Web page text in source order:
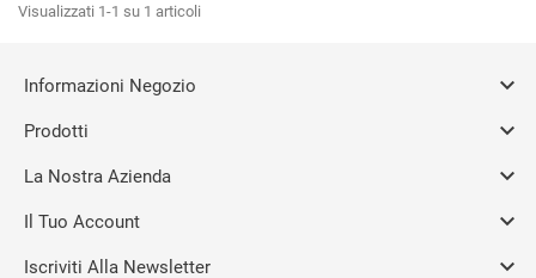
Visualizzati 1-1 su 1 articoli
Informazioni Negozio 
Prodotti 
La Nostra Azienda 
Il Tuo Account 
Iscriviti Alla Newsletter 